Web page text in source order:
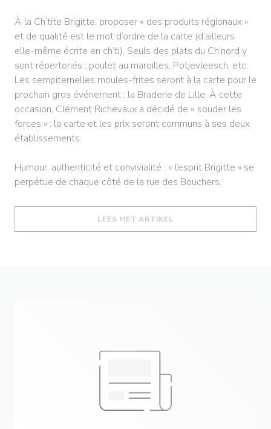
À la Ch’tite Brigitte, proposer « des produits régionaux »
et de qualité est le mot d’ordre de la carte (d’ailleurs
elle-même écrite en ch’ti). Seuls des plats du Ch’nord y
sont répertoriés : poulet au maroilles, Potjevleesch, etc.
Les sempiternelles moules-frites seront à la carte pour le
prochain gros événement : la Braderie de Lille. À cette
occasion, Clément Richevaux a décidé de « souder les
forces » : la carte et les prix seront communs à ses deux
établissements.
Humour, authenticité et convivialité : « l’esprit Brigitte » se
perpétue de chaque côté de la rue des Bouchers.
LEES HET ARTIKEL